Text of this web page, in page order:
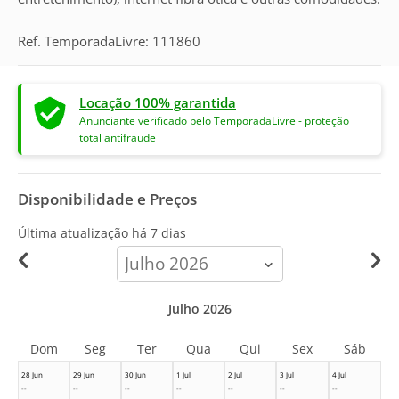
Ref. TemporadaLivre: 111860
Locação 100% garantida
Anunciante verificado pelo TemporadaLivre - proteção
total antifraude
Disponibilidade e Preços
Última atualização há 7 dias
calendar-
month
28 Jun
--
29 Jun
--
30 Jun
--
1 Jul
--
2 Jul
--
3 Jul
--
4 Jul
--
Julho 2026
Dom Seg Ter Qua Qui Sex Sáb